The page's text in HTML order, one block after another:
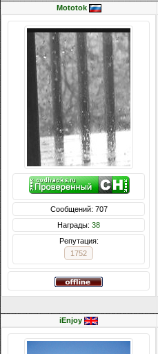
Mototok
Сообщений: 707
Награды: 38
Репутация:
1752
iEnjoy